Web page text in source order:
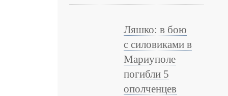
Ляшко: в бою
с силовиками в
Мариуполе
погибли 5
ополченцев